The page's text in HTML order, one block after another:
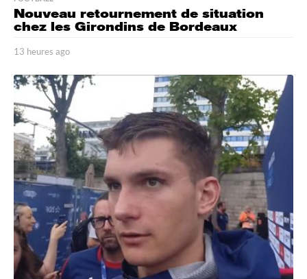
Nouveau retournement de situation
chez les Girondins de Bordeaux
13 heures ago
h
e
u
r
e
a
o